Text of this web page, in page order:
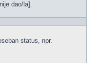
dao/la].
status, npr.